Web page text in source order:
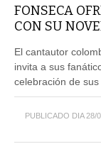
FONSECA
CON SU
El cantautor
invita a sus
celebración de
PUBLICADO DIA 28/